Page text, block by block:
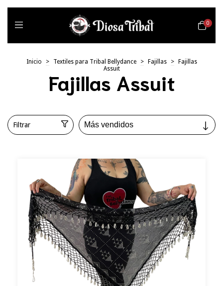
0
Inicio > Textiles para Tribal Bellydance > Fajillas >
Fajillas
Assuit
Fajillas Assuit
Filtrar